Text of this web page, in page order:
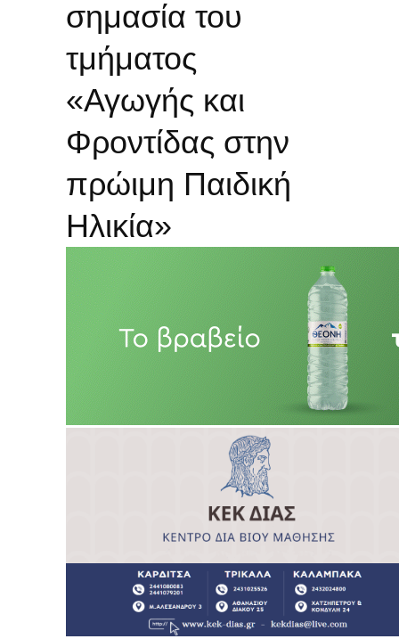
σημασία του
τμήματος
«Αγωγής και
Φροντίδας στην
πρώιμη Παιδική
Ηλικία»